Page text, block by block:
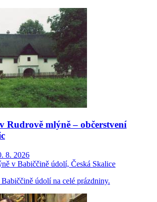
Rudrově mlýně – občerstvení
8. 2026
v Babiččině údolí, Česká Skalice
údolí na celé prázdniny.